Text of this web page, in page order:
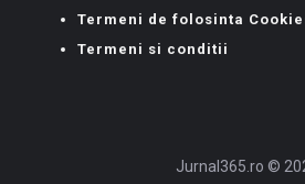
Termeni de folosinta
Termeni si conditii
Jurnal365.ro ©